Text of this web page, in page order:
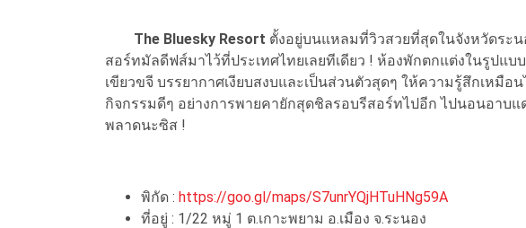
The Bluesky Resort ตั้งอยู่บนแหลมที่วิวสวยที่สุดในจังหวัดระ
สอร์ทมัลดีฟส์มาไว้ที่ประเทศไทยเลยทีเดียว ! ห้องพักตกแต่งในรูปแ
เขียวขจี บรรยากาศเงียบสงบและเป็นส่วนตัวสุดๆ ให้ความรู้สึกเหมื
กิจกรรมดีๆ อย่างการพายคายักสุดชิลรอบรีสอร์ทไปอีก ไปนอนอาบ
พลาดนะซิส !
พิกัด : https://goo.gl/maps/S7unrYQjHTuHNg59A
ที่อยู่ : 1/22 หมู่ 1 ต.เกาะพยาม อ.เมือง จ.ระนอง